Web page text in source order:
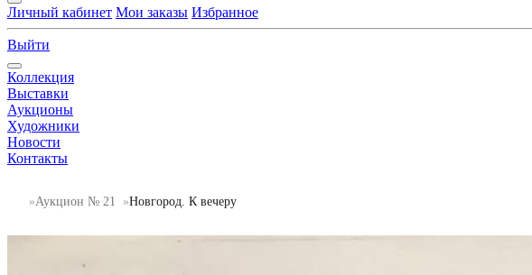
Личный кабинет Мои заказы Избранное
Выйти
Коллекция
Выставки
Аукционы
Художники
Новости
Контакты
Аукцион № 21 Новгород. К вечеру